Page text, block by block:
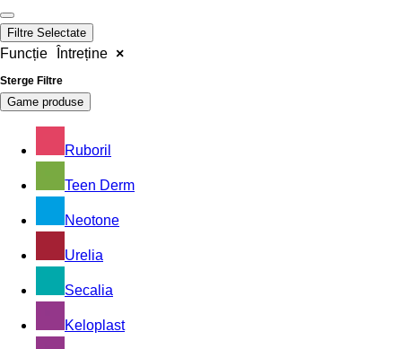
Filtre Selectate
Funcție Întreține ×
Sterge Filtre
Game produse
Ruboril
Teen Derm
Neotone
Urelia
Secalia
Keloplast